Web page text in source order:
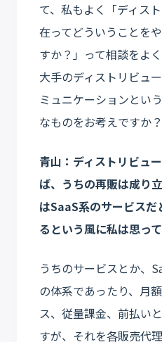
て、私もよく「ディス
在ってどういうことを
すか？」って相談をよ
大手のディストリビュ
ミュニケーションとい
なものをお考えですか？
青山：ディストリビュ
ば、うちの再販は成り
はSaaS系のサービスだ
るという風に私は思っ
うちのサービスとか、
の体系であったり、月
ス、従量課金、前払い
すが、それを各販売代